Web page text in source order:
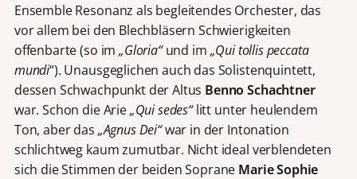
Ensemble Resonanz als begleitendes Orchester, das
vor allem bei den Blechbläsern Schwierigkeiten
offenbarte (so im„Gloria“und im „Qui tollis peccata
mundi“). Unausgeglichen auch das Solistenquintett,
dessen Schwachpunkt der Altus Benno Schachtner
war. Schon die Arie„Qui sedes“litt unter heulendem
Ton, aber das „Agnus Dei“war in der Intonation
schlichtweg kaum zumutbar. Nicht ideal verblendeten
sich die Stimmen der beiden Soprane Marie Sophie